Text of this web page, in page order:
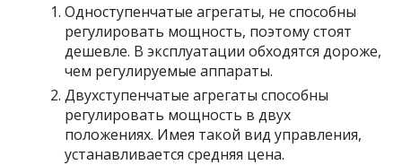
Одноступенчатые агрегаты, не способны
регулировать мощность, поэтому стоят
дешевле. В эксплуатации обходятся дороже,
чем регулируемые аппараты.
Двухступенчатые агрегаты способны
регулировать мощность в двух
положениях. Имея такой вид управления,
устанавливается средняя цена.